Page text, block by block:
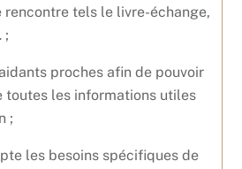
rencontre tels le livre-échange,
;
proches afin de pouvoir
toutes les informations utiles
;
les besoins spécifiques de